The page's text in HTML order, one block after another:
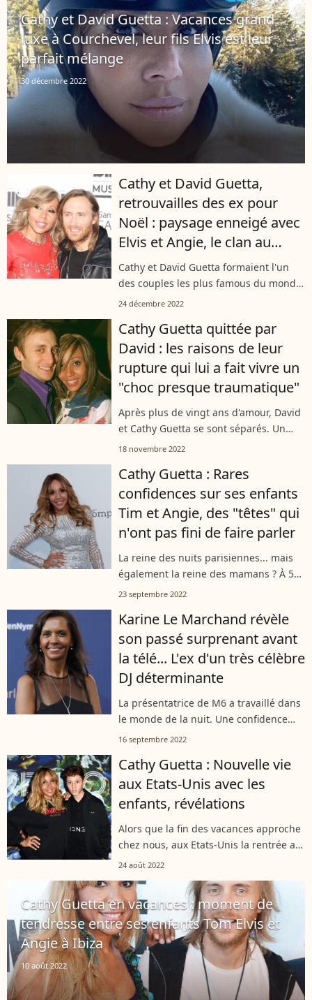
sur les mots passionnés de sa célèbre...
Cathy et David Guetta : Vacances grand
luxe à Courchevel, leur fils Elvis est leur
parfait mélange
30 décembre 2022
player2
Cathy et David Guetta,
retrouvailles des ex pour
Noël : paysage enneigé avec
Elvis et Angie, le clan au
complet !
Cathy et David Guetta formaient l'un
des couples les plus famous du monde
de la nuit. Mais après plus de vingt ans
décision de divorcer. Malgré...
24 décembre 2022
Cathy Guetta quittée par
David : les raisons de leur
rupture qui lui a fait vivre un
"choc presque traumatique"
Après plus de vingt ans d'amour, David
et Cathy Guetta se sont séparés. Un
choc voire même un traumatisme pour
qui avait vu tout son monde s'écrouler...
18 novembre 2022
Cathy Guetta : Rares
confidences sur ses enfants
Tim et Angie, des "têtes" qui
n'ont pas fini de faire parler
La reine des nuits parisiennes... mais
également la reine des mamans ? À 55
ans, Cathy Guetta fait en tout cas tout
! Et il semblerait pour...
23 septembre 2022
Karine Le Marchand révèle
son passé surprenant avant
la télé... L'ex d'un très célèbre
DJ déterminante
La présentatrice de M6 a travaillé dans
le monde de la nuit. Une confidence
que Karine Le Marchand a faite sur
2022. L'occasion de découvrir qu'une...
16 septembre 2022
Cathy Guetta : Nouvelle vie
aux Etats-Unis avec les
enfants, révélations
Alors que la fin des vacances approche
chez nous, aux Etats-Unis la rentrée a
déjà commencé pour certains. Elvis et
son ex-femme Cathy ont posé...
24 août 2022
Cathy Guetta en vacances : moment de
tendresse entre ses enfants Tom Elvis et
Angie à Ibiza
10 août 2022